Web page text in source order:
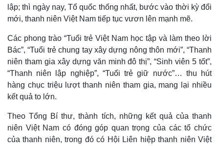
lập; thì ngày nay, Tổ quốc thống nhất, bước vào thời kỳ đổi
mới, thanh niên Việt Nam tiếp tục vươn lên mạnh mẽ.
Các phong trào “Tuổi trẻ Việt Nam học tập và làm theo lời
Bác”, “Tuổi trẻ chung tay xây dựng nông thôn mới”, “Thanh
niên tham gia xây dựng văn minh đô thị”, “Sinh viên 5 tốt”,
“Thanh niên lập nghiệp”, “Tuổi trẻ giữ nước”… thu hút
hàng chục triệu lượt thanh niên tham gia, mang lại nhiều
kết quả to lớn.
Theo Tổng Bí thư, thành tích, những kết quả của thanh
niên Việt Nam có đóng góp quan trọng của các tổ chức
của thanh niên, trong đó có Hội Liên hiệp thanh niên Việt